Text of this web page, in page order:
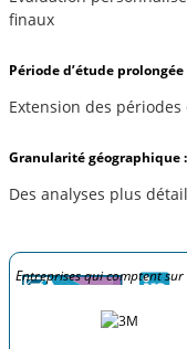
finaux
Période d’étude prolongée
Extension des
Granularité géographique :
Des analyses plus
Entreprises qui comptent